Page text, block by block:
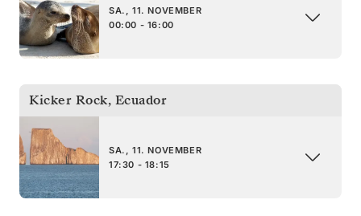
SA., 11. NOVEMBER
00:00 - 16:00
Kicker Rock, Ecuador
SA., 11. NOVEMBER
17:30 - 18:15